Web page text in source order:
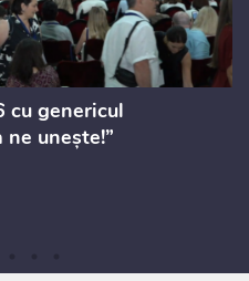
cu genericul
ne unește!”